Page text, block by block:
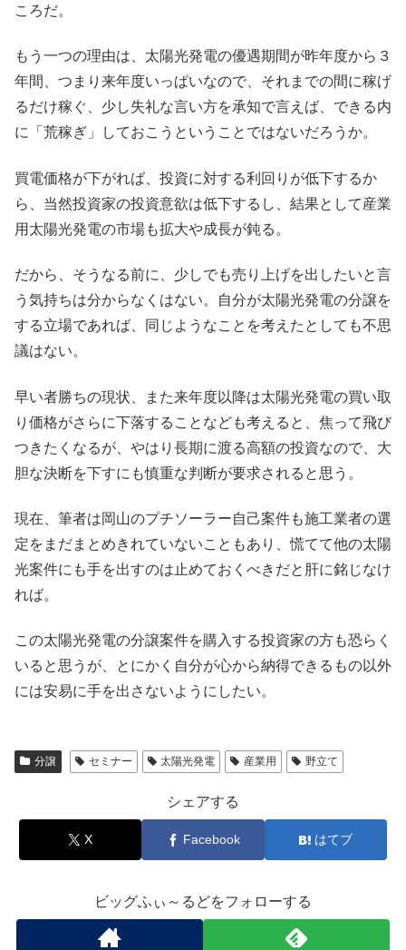
ころだ。
もう一つの理由は、太陽光発電の優遇期間が昨年度から３
年間、つまり来年度いっぱいなので、それまでの間に稼げ
るだけ稼ぐ、少し失礼な言い方を承知で言えば、できる内
に「荒稼ぎ」しておこうということではないだろうか。
買電価格が下がれば、投資に対する利回りが低下するか
ら、当然投資家の投資意欲は低下するし、結果として産業
用太陽光発電の市場も拡大や成長が鈍る。
だから、そうなる前に、少しでも売り上げを出したいと言
う気持ちは分からなくはない。自分が太陽光発電の分譲を
する立場であれば、同じようなことを考えたとしても不思
議はない。
早い者勝ちの現状、また来年度以降は太陽光発電の買い取
り価格がさらに下落することなども考えると、焦って飛び
つきたくなるが、やはり長期に渡る高額の投資なので、大
胆な決断を下すにも慎重な判断が要求されると思う。
現在、筆者は岡山のプチソーラー自己案件も施工業者の選
定をまだまとめきれていないこともあり、慌てて他の太陽
光案件にも手を出すのは止めておくべきだと肝に銘じなけ
れば。
この太陽光発電の分譲案件を購入する投資家の方も恐らく
いると思うが、とにかく自分が心から納得できるもの以外
には安易に手を出さないようにしたい。
分譲 セミナー 太陽光発電 産業用 野立て
シェアする
X Facebook はてブ
ビッグふぃ～るどをフォローする